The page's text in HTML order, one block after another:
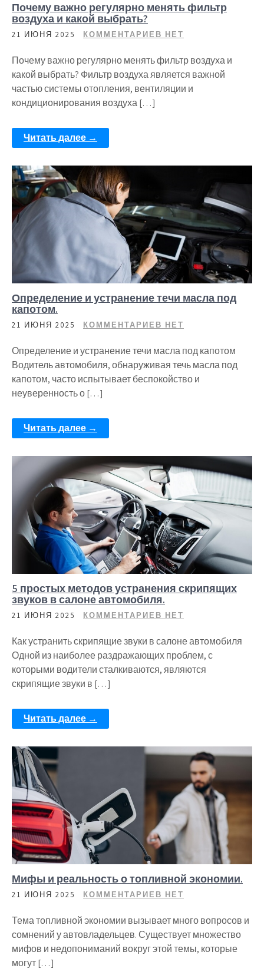
Почему важно регулярно менять фильтр
воздуха и какой выбрать?
21 ИЮНЯ 2025 КОММЕНТАРИЕВ НЕТ
Почему важно регулярно менять фильтр воздуха и
какой выбрать? Фильтр воздуха является важной
частью системы отопления, вентиляции и
кондиционирования воздуха […]
Читать далее →
Определение и устранение течи масла под
капотом.
21 ИЮНЯ 2025 КОММЕНТАРИЕВ НЕТ
Определение и устранение течи масла под капотом
Водитель автомобиля, обнаруживая течь масла под
капотом, часто испытывает беспокойство и
неуверенность о […]
Читать далее →
5 простых методов устранения скрипящих
звуков в салоне автомобиля.
21 ИЮНЯ 2025 КОММЕНТАРИЕВ НЕТ
Как устранить скрипящие звуки в салоне автомобиля
Одной из наиболее раздражающих проблем, с
которыми водители сталкиваются, являются
скрипящие звуки в […]
Читать далее →
Мифы и реальность о топливной экономии.
21 ИЮНЯ 2025 КОММЕНТАРИЕВ НЕТ
Тема топливной экономии вызывает много вопросов и
сомнений у автовладельцев. Существует множество
мифов и недопониманий вокруг этой темы, которые
могут […]